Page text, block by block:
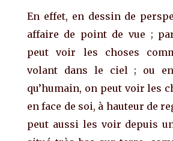
En effet, en dessin de
affaire de point de vue ;
peut voir les choses
volant dans le ciel ; ou
qu’humain, on peut voir les
en face de soi, à hauteur de
peut aussi les voir depuis